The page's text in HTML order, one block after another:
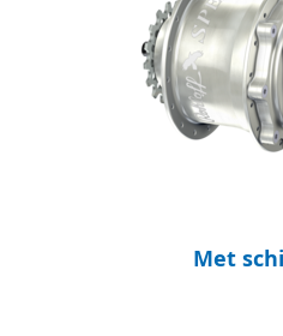
Met